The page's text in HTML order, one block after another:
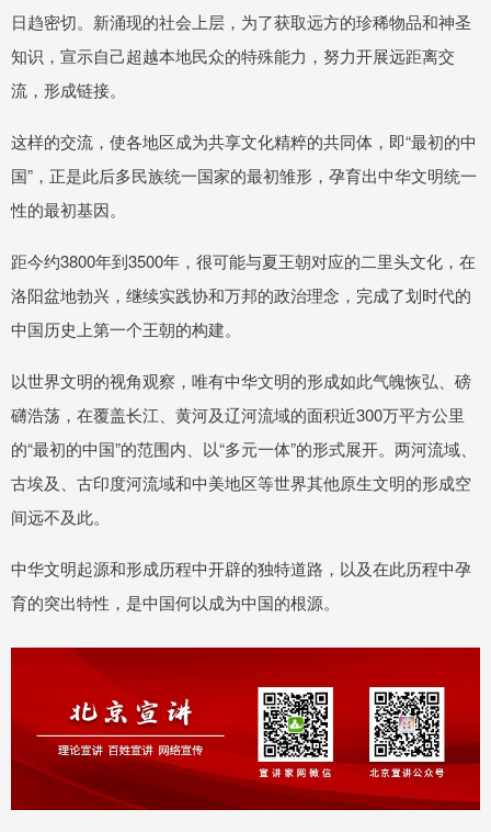
日趋密切。新涌现的社会上层，为了获取远方的珍稀物品和神圣
知识，宣示自己超越本地民众的特殊能力，努力开展远距离交
流，形成链接。
这样的交流，使各地区成为共享文化精粹的共同体，即“最初的中
国”，正是此后多民族统一国家的最初雏形，孕育出中华文明统一
性的最初基因。
距今约3800年到3500年，很可能与夏王朝对应的二里头文化，在
洛阳盆地勃兴，继续实践协和万邦的政治理念，完成了划时代的
中国历史上第一个王朝的构建。
以世界文明的视角观察，唯有中华文明的形成如此气魄恢弘、磅
礴浩荡，在覆盖长江、黄河及辽河流域的面积近300万平方公里
的“最初的中国”的范围内、以“多元一体”的形式展开。两河流域、
古埃及、古印度河流域和中美地区等世界其他原生文明的形成空
间远不及此。
中华文明起源和形成历程中开辟的独特道路，以及在此历程中孕
育的突出特性，是中国何以成为中国的根源。